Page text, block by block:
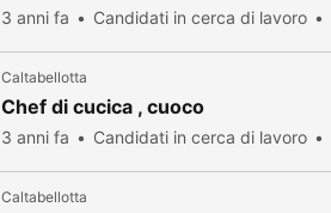
3 anni fa Candidati in cerca di lavoro
Caltabellotta
Chef di cucica , cuoco
3 anni fa Candidati in cerca di lavoro
Caltabellotta